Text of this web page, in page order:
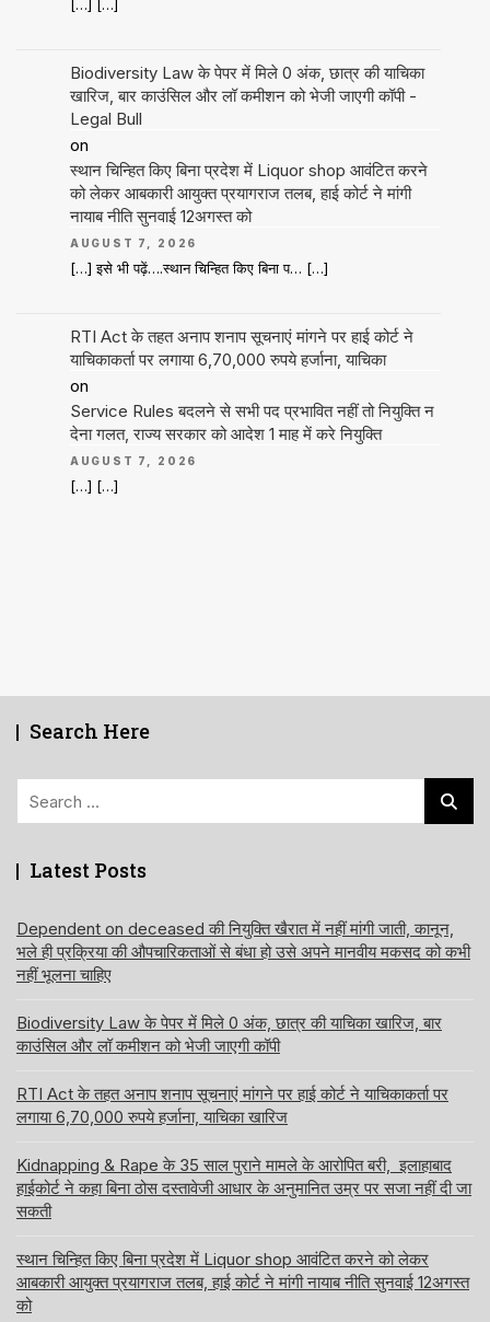
[…] […]
Biodiversity Law के पेपर में मिले 0 अंक, छात्र की याचिका
खारिज, बार काउंसिल और लॉ कमीशन को भेजी जाएगी कॉपी -
Legal Bull
on
स्थान चिन्हित किए बिना प्रदेश में Liquor shop आवंटित करने
को लेकर आबकारी आयुक्त प्रयागराज तलब, हाई कोर्ट ने मांगी
नायाब नीति सुनवाई 12अगस्त को
AUGUST 7, 2026
[…] इसे भी पढ़ें….स्थान चिन्हित किए बिना प… […]
RTI Act के तहत अनाप शनाप सूचनाएं मांगने पर हाई कोर्ट ने
याचिकाकर्ता पर लगाया 6,70,000 रुपये हर्जाना, याचिका
on
Service Rules बदलने से सभी पद प्रभावित नहीं तो नियुक्ति न
देना गलत, राज्य सरकार को आदेश 1 माह में करे नियुक्ति
AUGUST 7, 2026
[…] […]
Search Here
Latest Posts
Dependent on deceased की नियुक्ति खैरात में नहीं मांगी जाती, कानून,
भले ही प्रक्रिया की औपचारिकताओं से बंधा हो उसे अपने मानवीय मकसद को कभी
नहीं भूलना चाहिए
Biodiversity Law के पेपर में मिले 0 अंक, छात्र की याचिका खारिज, बार
काउंसिल और लॉ कमीशन को भेजी जाएगी कॉपी
RTI Act के तहत अनाप शनाप सूचनाएं मांगने पर हाई कोर्ट ने याचिकाकर्ता पर
लगाया 6,70,000 रुपये हर्जाना, याचिका खारिज
Kidnapping & Rape के 35 साल पुराने मामले के आरोपित बरी, इलाहाबाद
हाईकोर्ट ने कहा बिना ठोस दस्तावेजी आधार के अनुमानित उम्र पर सजा नहीं दी जा
सकती
स्थान चिन्हित किए बिना प्रदेश में Liquor shop आवंटित करने को लेकर
आबकारी आयुक्त प्रयागराज तलब, हाई कोर्ट ने मांगी नायाब नीति सुनवाई 12अगस्त
को